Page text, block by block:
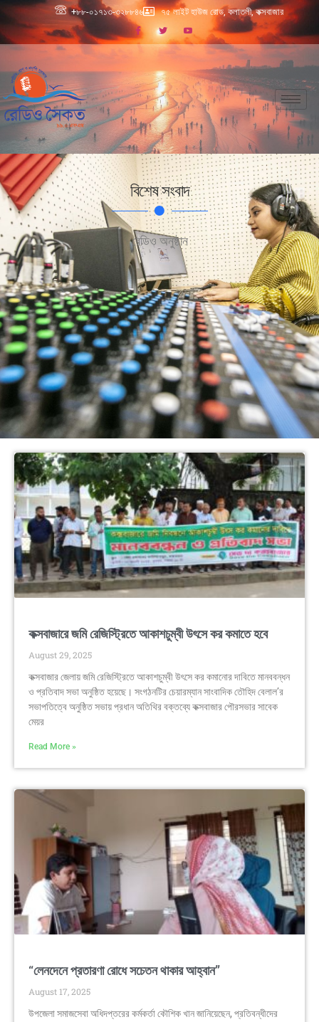
+৮৮-০১৭১৩-৩২৮৮৪৬ ৭৫ লাইট হাউজ রোড, কলাতলী, কক্সবাজার
বিশেষ সংবাদ
রেডিও অনুষ্ঠান
কক্সবাজারে জমি রেজিস্ট্রিতে আকাশচুম্বী উৎসে কর কমাতে হবে
August 29, 2025
কক্সবাজার জেলায় জমি রেজিস্ট্রিতে আকাশচুম্বী উৎসে কর কমানোর দাবিতে মানববন্ধন
ও প্রতিবাদ সভা অনুষ্ঠিত হয়েছে। সংগঠনটির চেয়ারম্যান সাংবাদিক তৌহিদ বেলাল’র
সভাপতিত্বে অনুষ্ঠিত সভায় প্রধান অতিথির বক্তব্যে কক্সবাজার পৌরসভার সাবেক
মেয়র
Read More »
“লেনদেনে প্রতারণা রোধে সচেতন থাকার আহ্বান”
August 17, 2025
উপজেলা সমাজসেবা অধিদপ্তরের কর্মকর্তা কৌশিক খান জানিয়েছেন, প্রতিবন্ধীদের